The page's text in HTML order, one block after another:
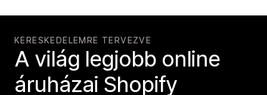
KERESKEDELEMRE TERVEZVE
A világ legjobb online
áruházai Shopify